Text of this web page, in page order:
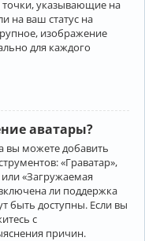
точки, указывающие на
на ваш статус на
изображение
для каждого
аватары?
вы можете добавить
«Граватар»,
или «Загружаемая
ли поддержка
быть доступны. Если вы
с
причин.